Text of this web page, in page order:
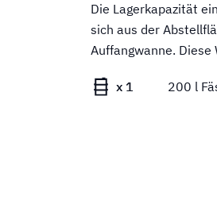
Die Lagerkapazität
sich aus der
Auffangwanne.
x 1 200 l